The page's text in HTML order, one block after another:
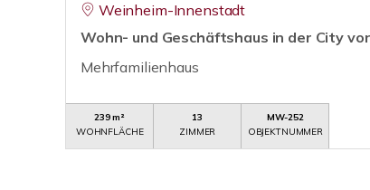
Weinheim-Innenstadt
Wohn- und Geschäftshaus in der City
Mehrfamilienhaus
239 m²
WOHNFLÄCHE
13
ZIMMER
MW-252
OBJEKTNUMMER